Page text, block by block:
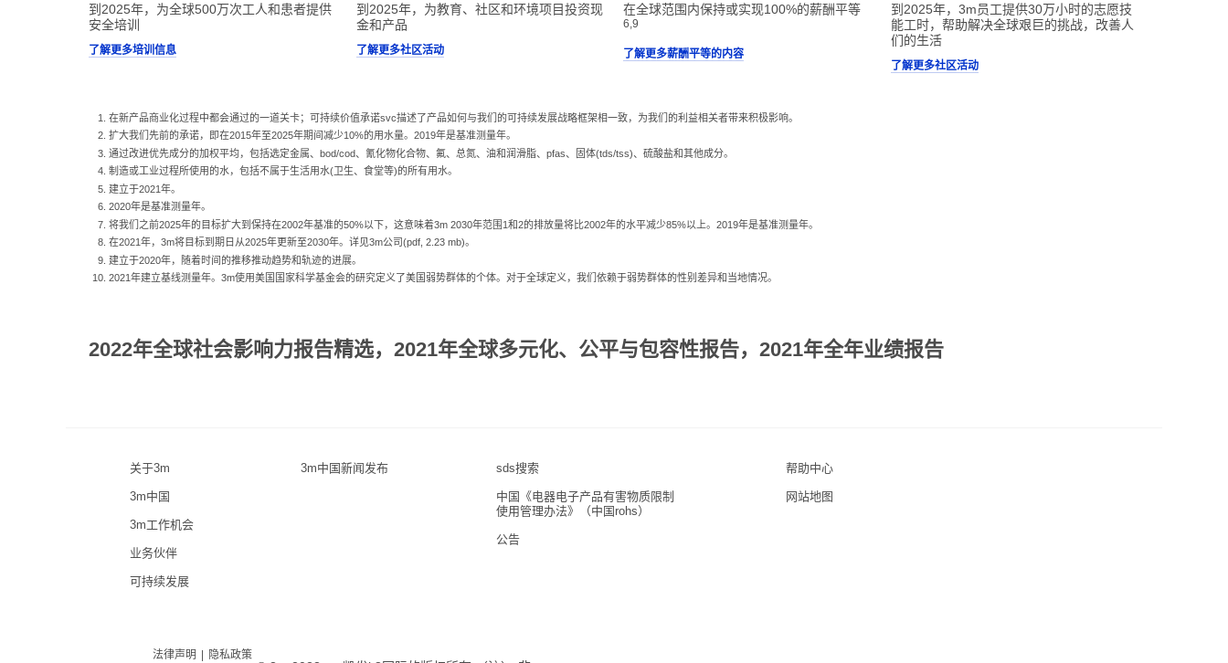
到2025年，为全球500万次工人和患者提供
安全培训
了解更多培训信息
到2025年，为教育、社区和环境项目投资现
金和产品
了解更多社区活动
在全球范围内保持或实现100%的薪酬平等
6,9
了解更多薪酬平等的内容
到2025年，3m员工提供30万小时的志愿技
能工时，帮助解决全球艰巨的挑战，改善人
们的生活
了解更多社区活动
在新产品商业化过程中都会通过的一道关卡；可持续价值承诺svc描述了产品如何与我们的可持续发展战略框架相一致，为我们的利益相关者带来积极影响。
扩大我们先前的承诺，即在2015年至2025年期间减少10%的用水量。2019年是基准测量年。
通过改进优先成分的加权平均，包括选定金属、bod/cod、氰化物化合物、氟、总氮、油和润滑脂、pfas、固体(tds/tss)、硫酸盐和其他成分。
制造或工业过程所使用的水，包括不属于生活用水(卫生、食堂等)的所有用水。
建立于2021年。
2020年是基准测量年。
将我们之前2025年的目标扩大到保持在2002年基准的50%以下，这意味着3m 2030年范围1和2的排放量将比2002年的水平减少85%以上。2019年是基准测量年。
在2021年，3m将目标到期日从2025年更新至2030年。详见3m公司(pdf, 2.23 mb)。
建立于2020年，随着时间的推移推动趋势和轨迹的进展。
2021年建立基线测量年。3m使用美国国家科学基金会的研究定义了美国弱势群体的个体。对于全球定义，我们依赖于弱势群体的性别差异和当地情况。
2022年全球社会影响力报告精选，2021年全球多元化、公平与包容性报告，2021年全年业绩报告
关于3m
3m中国
3m工作机会
业务伙伴
可持续发展
3m中国新闻发布 sds搜索
中国《电器电子产品有害物质限制
使用管理办法》（中国rohs）
公告
帮助中心
网站地图
法律声明 | 隐私政策